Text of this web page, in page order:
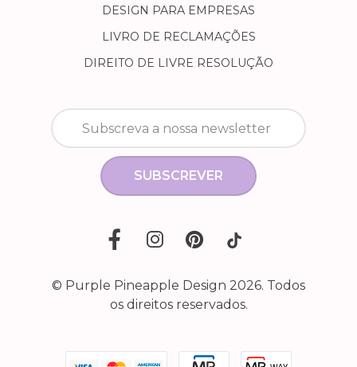
DESIGN PARA EMPRESAS
LIVRO DE RECLAMAÇÕES
DIREITO DE LIVRE RESOLUÇÃO
SUBSCREVER
© Purple Pineapple Design 2026. Todos
os direitos reservados.